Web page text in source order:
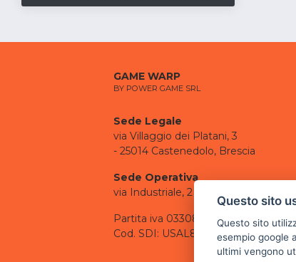
GAME WARP
BY POWER GAME SRL
Sede Legale
via Villaggio dei Platani, 3
- 25014 Castenedolo, Brescia
Sede Operativa
via Industriale, 2 - 25082 Botticino, BS
Partita iva 03308130982
Cod. SDI: USAL8PV
Questo sito
Questo sito
esempio google
ultimi vengono